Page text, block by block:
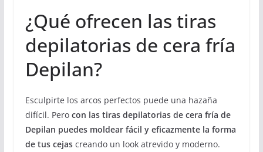
¿Qué ofrecen las tiras
depilatorias de cera fría
Depilan?
Esculpirte los arcos perfectos puede una hazaña
difícil. Pero con las tiras depilatorias de cera fría de
Depilan puedes moldear fácil y eficazmente la forma
de tus cejascreando un look atrevido y moderno.